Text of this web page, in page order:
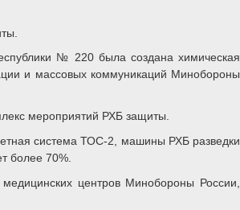
№ 220 была создана химическая
и массовых коммуникаций Минобороны
мероприятий РХБ защиты.
система ТОС-2, машины РХБ разведки
более 70%.
центров Минобороны России,